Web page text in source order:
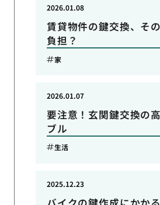
賃貸物件の鍵交換、そ
負担？
2026.01.08
家
要注意！玄関鍵交換の
ブル
2026.01.07
生活
2025.12.23